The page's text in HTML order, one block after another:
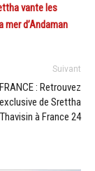
vante les
d’Andaman
Suivant
: Retrouvez
de Srettha
Thavisin à France 24